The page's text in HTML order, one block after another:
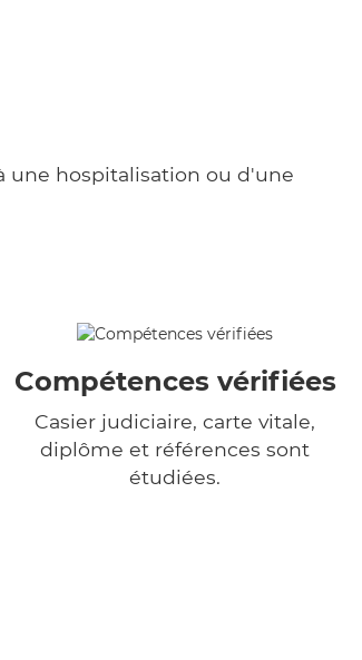
une hospitalisation ou d'une
Compétences vérifiées
Casier judiciaire, carte vitale,
diplôme et références sont
étudiées.